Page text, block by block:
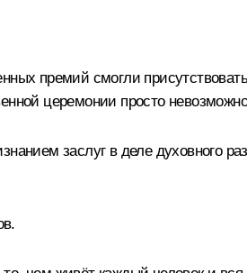
премий смогли
церемонии просто
заслуг в деле духовного